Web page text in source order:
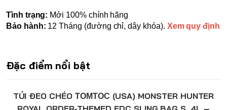
Tình trạng: Mới 100% chính hãng
Bảo hành: 12 Tháng (đường chỉ, dây khóa). Xem quy định
Đặc điểm nổi bật
TÚI ĐEO CHÉO TOMTOC (USA) MONSTER HUNTER